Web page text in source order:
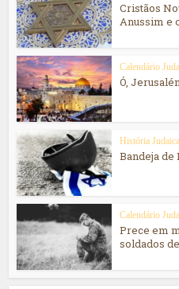
Cristãos
Anussim e
Calendário
Ó,
História Judaica
Bandeja de
Calendário
Prece em
soldados